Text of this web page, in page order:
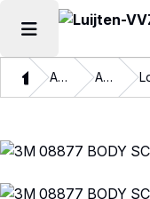
Hoofdmenu openen
ThuisAssortiment Autolakken